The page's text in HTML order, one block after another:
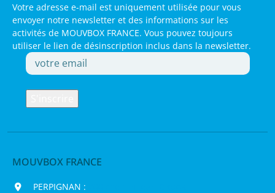
Votre adresse e-mail est uniquement utilisée pour vous
envoyer notre newsletter et des informations sur les
activités de MOUVBOX FRANCE. Vous pouvez toujours
utiliser le lien de désinscription inclus dans la newsletter.
MOUVBOX FRANCE
PERPIGNAN :